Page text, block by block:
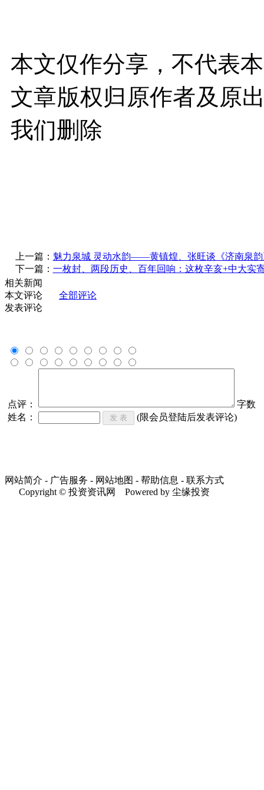
本文仅作分享，不代表
文章版权归原作者及原
我们删除
上一篇： 魅力泉城 灵动水韵——黄镇煌、张旺谈《济南泉韵
下一篇： 一枚封、两段历史、百年回响：这枚辛亥+中大实
相关新闻
本文评论
全部评论
发表评论
点评：
字数
姓名：
(限会员登陆后发表评论)
网站简介 - 广告服务 - 网站地图 - 帮助信息 - 联系方式
Copyright © 投资资讯网 Powered by 尘缘投资